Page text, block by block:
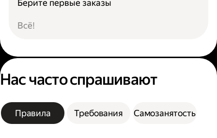
Берите первые заказы
Всё!
Нас часто спрашивают
Правила Требования Самозанятость